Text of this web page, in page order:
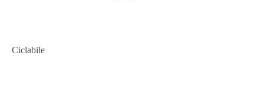
Ciclabile